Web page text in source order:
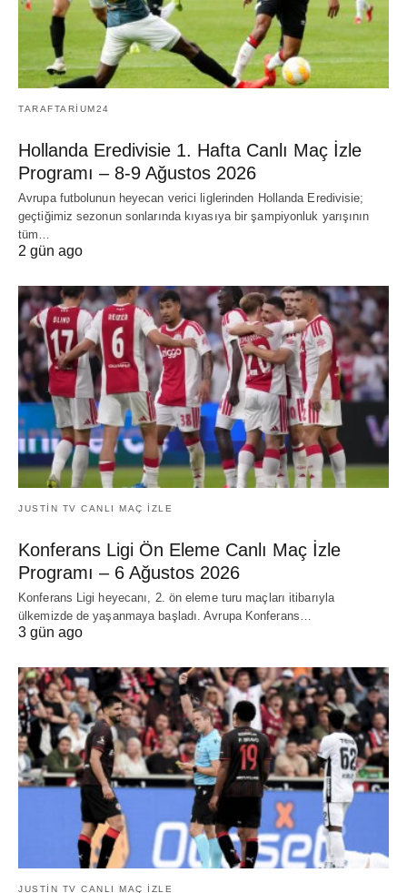
TARAFTARIUM24
Hollanda Eredivisie 1. Hafta Canlı Maç İzle
Programı – 8-9 Ağustos 2026
Avrupa futbolunun heyecan verici liglerinden Hollanda Eredivisie;
geçtiğimiz sezonun sonlarında kıyasıya bir şampiyonluk yarışının
tüm…
2 gün ago
JUSTIN TV CANLI MAÇ İZLE
Konferans Ligi Ön Eleme Canlı Maç İzle
Programı – 6 Ağustos 2026
Konferans Ligi heyecanı, 2. ön eleme turu maçları itibarıyla
ülkemizde de yaşanmaya başladı. Avrupa Konferans…
3 gün ago
JUSTIN TV CANLI MAÇ İZLE